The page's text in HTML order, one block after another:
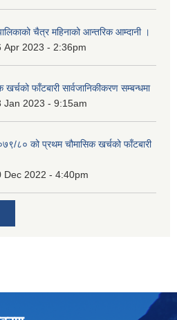
चैत्र महिनाको आन्तरिक आम्दानी ।
Apr 2023 - 2:36pm
खर्चको फाँटबारी सार्वजानिकीकरण सम्बन्धमा
Jan 2023 - 9:15am
८० को प्रथम चौमासिक खर्चको फाँटबारी
Dec 2022 - 4:40pm